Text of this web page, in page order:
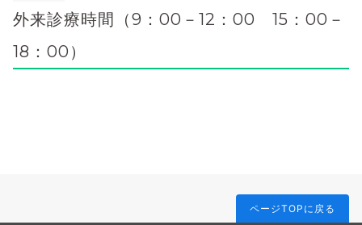
外来診療時間（9：00－12：00 15：00－
18：00）
ページTOPに戻る